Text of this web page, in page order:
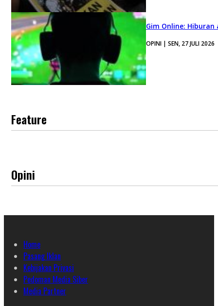
Gim Online:
OPINI | SEN, 27 JULI 2026
Feature
Opini
Home
Pasang Iklan
Kebijakan Privasi
Pedoman Media Siber
Media Partner